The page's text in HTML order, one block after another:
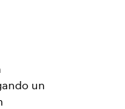
un